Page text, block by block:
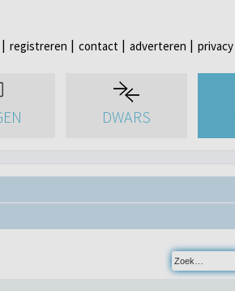
registreren contact adverteren privacy
DWARS